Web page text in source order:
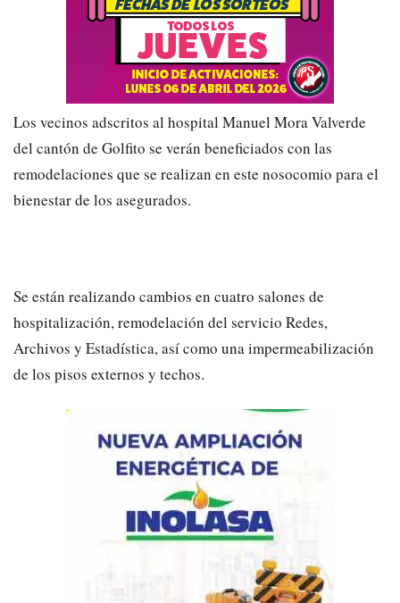
Los vecinos adscritos al hospital Manuel Mora Valverde
del cantón de Golfito se verán beneficiados con las
remodelaciones que se realizan en este nosocomio para el
bienestar de los asegurados.
Se están realizando cambios en cuatro salones de
hospitalización, remodelación del servicio Redes,
Archivos y Estadística, así como una impermeabilización
de los pisos externos y techos.